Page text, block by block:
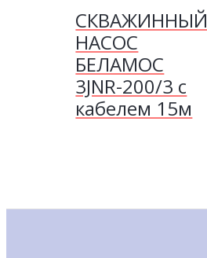
СКВАЖИННЫЙ
НАСОС
БЕЛАМОС
3JNR-200/3 с
кабелем 15м